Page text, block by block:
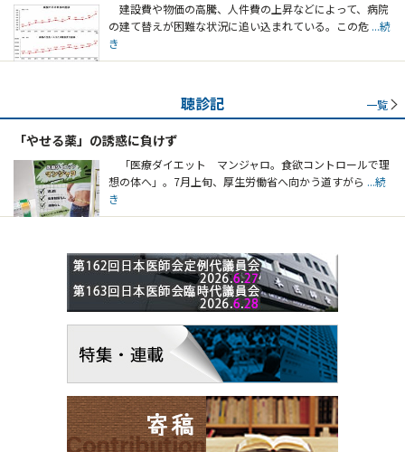
建設費や物価の高騰、人件費の上昇などによって、病院
の建て替えが困難な状況に追い込まれている。この危 ...続
き
聴診記 一覧
「やせる薬」の誘惑に負けず
「医療ダイエット マンジャロ。食欲コントロールで理
想の体へ」。7月上旬、厚生労働省へ向かう道すがら ...続
き